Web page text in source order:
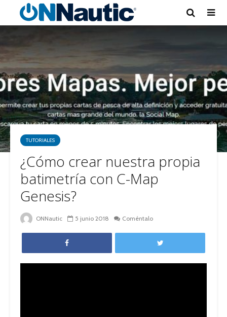
TUTORIALES
¿Cómo crear nuestra propia
batimetría con C-Map
Genesis?
ONNautic 5 junio 2018 Coméntalo